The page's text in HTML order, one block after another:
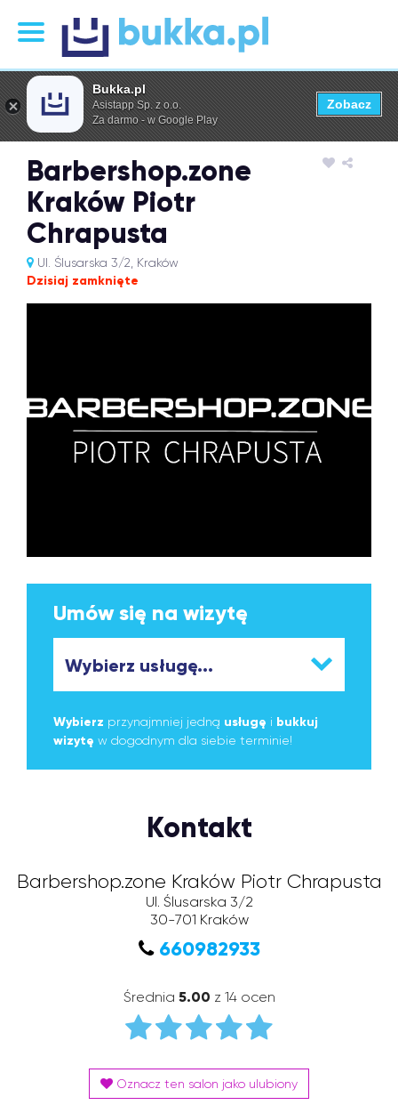
Barbershop.zone
Kraków Piotr
Chrapusta
Ul. Ślusarska 3/2, Kraków
Dzisiaj zamknięte
Umów się na wizytę
Wybierz przynajmniej jedną usługę i bukkuj
wizytę w dogodnym dla siebie terminie!
Kontakt
Barbershop.zone Kraków Piotr Chrapusta
Ul. Ślusarska 3/2
30-701 Kraków
660982933
Średnia 5.00 z 14 ocen
Oznacz ten salon jako ulubiony
Bukka.pl
Asistapp Sp. z o.o.
Za darmo - w Google Play
Zobacz